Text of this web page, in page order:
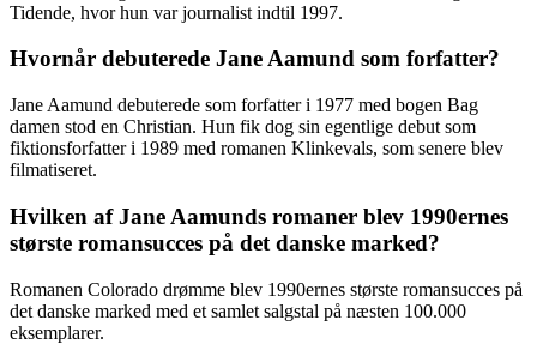
Tidende, hvor hun var journalist indtil 1997.
Hvornår debuterede Jane Aamund som forfatter?
Jane Aamund debuterede som forfatter i 1977 med bogen Bag
damen stod en Christian. Hun fik dog sin egentlige debut som
fiktionsforfatter i 1989 med romanen Klinkevals, som senere blev
filmatiseret.
Hvilken af Jane Aamunds romaner blev 1990ernes
største romansucces på det danske marked?
Romanen Colorado drømme blev 1990ernes største romansucces på
det danske marked med et samlet salgstal på næsten 100.000
eksemplarer.